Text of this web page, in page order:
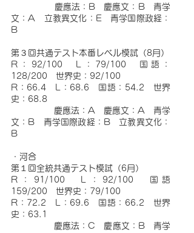
文：A　立教異文化：E　青学国際政経：
B
第３回共通テスト本番レベル模試（8月）
R：92/100　L：79/100　国語：
128/200　世界史：92/100
R：66.4　L：68.6　国語：54.2　世界
史：68.8
文：B　青学国際政経：B　立教異文化：
B
・河合
第１回全統共通テスト模試（6月）
R：91/100　L：92/100　国語
159/200　世界史：79/100
R：72.2　L：69.6　国語：66.2　世界
史：63.1